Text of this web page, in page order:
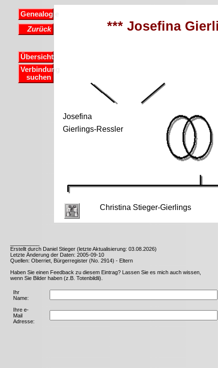
Genealogie
Zurück
Übersicht
Verbindung
suchen
*** Josefina
Josefina
Gierlings-Ressler
Christina Stieger-Gierlings
Erstellt durch Daniel Stieger (letzte Aktualisierung: 03.08.2026)
Letzte Änderung der Daten: 2005-09-10
Quellen: Oberriet, Bürgerregister (No. 2914) - Eltern
Haben Sie einen Feedback zu diesem Eintrag? Lassen Sie es mich auch wissen,
wenn Sie Bilder haben (z.B. Totenbildli).
Ihr
Name:
Ihre e-
Mail
Adresse: